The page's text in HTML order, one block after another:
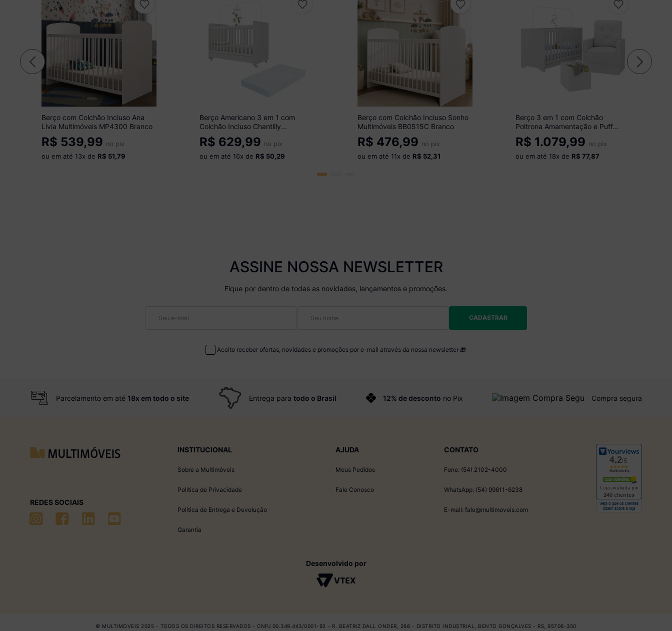
Berço com Colchão Incluso Ana
Lívia Multimóveis MP4300 Branco
R$ 539,99 no pix
ou em até 13x de R$ 51,79
Berço Americano 3 em 1 com
Colchão Incluso Chantilly
Multimóveis MP4299 Branco
R$ 629,99 no pix
ou em até 16x de R$ 50,29
Berço com Colchão Incluso Sonho
Multimóveis BB0515C Branco
R$ 476,99 no pix
ou em até 11x de R$ 52,31
Berço 3 em 1 com Colchão
Poltrona Amamentação e Puff
Multimóveis MP4160 Branco
R$ 1.079,99 no pix
ou em até 18x de R$ 77,87
ASSINE NOSSA NEWSLETTER
Fique por dentro de todas as novidades, lançamentos e promoções.
CADASTRAR
Aceito receber ofertas, novidades e promoções por e-mail através da nossa newsletter 🎁
Parcelamento em até 18x em todo o site Entrega paratodo o Brasil 12% de desconto no Pix Compra segura
REDES SOCIAIS
INSTITUCIONAL
Sobre a Multimóveis
Política de Privacidade
Política de Entrega e Devolução
Garantia
AJUDA
Meus Pedidos
Fale Conosco
CONTATO
Fone: (54) 2102-4000
WhatsApp: (54) 99611-6238
E-mail: fale@multimoveis.com
Desenvolvido por
© MULTIMOVEIS 2025 - TODOS OS DIREITOS RESERVADOS - CNPJ 00.349.443/0001-92 - R. BEATRIZ DALL ONDER, 266 - DISTRITO INDUSTRIAL, BENTO GONÇALVES - RS, 95706-350